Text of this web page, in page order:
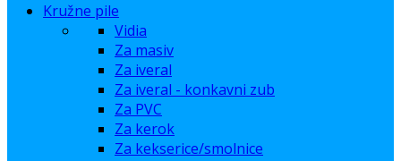
Kružne pile
Vidia
Za masiv
Za iveral
Za iveral - konkavni zub
Za PVC
Za kerok
Za kekserice/smolnice